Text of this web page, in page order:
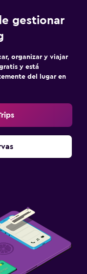
gestionar
organizar y viajar
y está
del lugar en